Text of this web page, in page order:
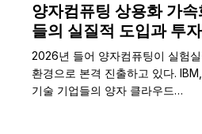
양자컴퓨팅 상용화 가
들의 실질적 도입과 투
2026년 들어 양자컴퓨팅이 실험
환경으로 본격 진출하고 있다.
기술 기업들의 양자 클라우드…